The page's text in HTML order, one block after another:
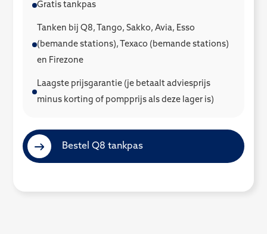
Gratis tankpas
Tanken bij Q8, Tango, Sakko, Avia, Esso
(bemande stations), Texaco (bemande stations)
en Firezone
Laagste prijsgarantie (je betaalt adviesprijs
minus korting of pompprijs als deze lager is)
Bestel Q8 tankpas